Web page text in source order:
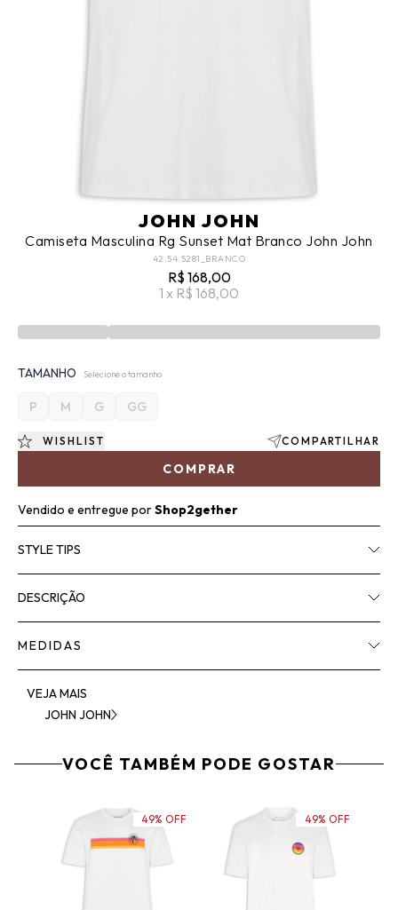
JOHN JOHN
Camiseta Masculina Rg Sunset Mat Branco John John
42.54.5281_BRANCO
R$ 168,00
1 x R$ 168,00
TAMANHO Selecione o tamanho
P M G GG
COMPRAR
WISHLIST COMPARTILHAR
Vendido e entregue porShop2gether
STYLE TIPS
DESCRIÇÃO
MEDIDAS
VEJA MAIS
JOHN JOHN
VOCÊ TAMBÉM PODE GOSTAR
49% OFF 49% OFF